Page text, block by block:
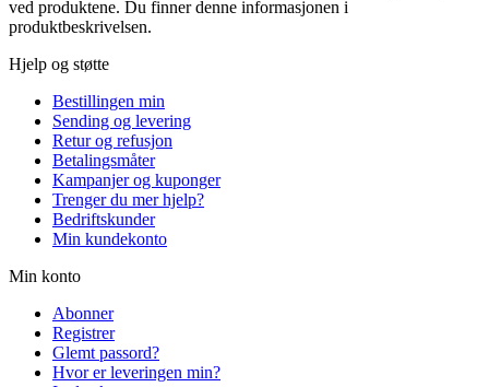
ved produktene. Du finner denne informasjonen i
produktbeskrivelsen.
Hjelp og støtte
Bestillingen min
Sending og levering
Retur og refusjon
Betalingsmåter
Kampanjer og kuponger
Trenger du mer hjelp?
Bedriftskunder
Min kundekonto
Min konto
Abonner
Registrer
Glemt passord?
Hvor er leveringen min?